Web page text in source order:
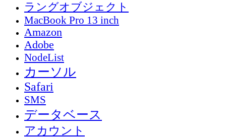
ラングオブジェクト
MacBook Pro 13 inch
Amazon
Adobe
NodeList
カーソル
Safari
SMS
データベース
アカウント